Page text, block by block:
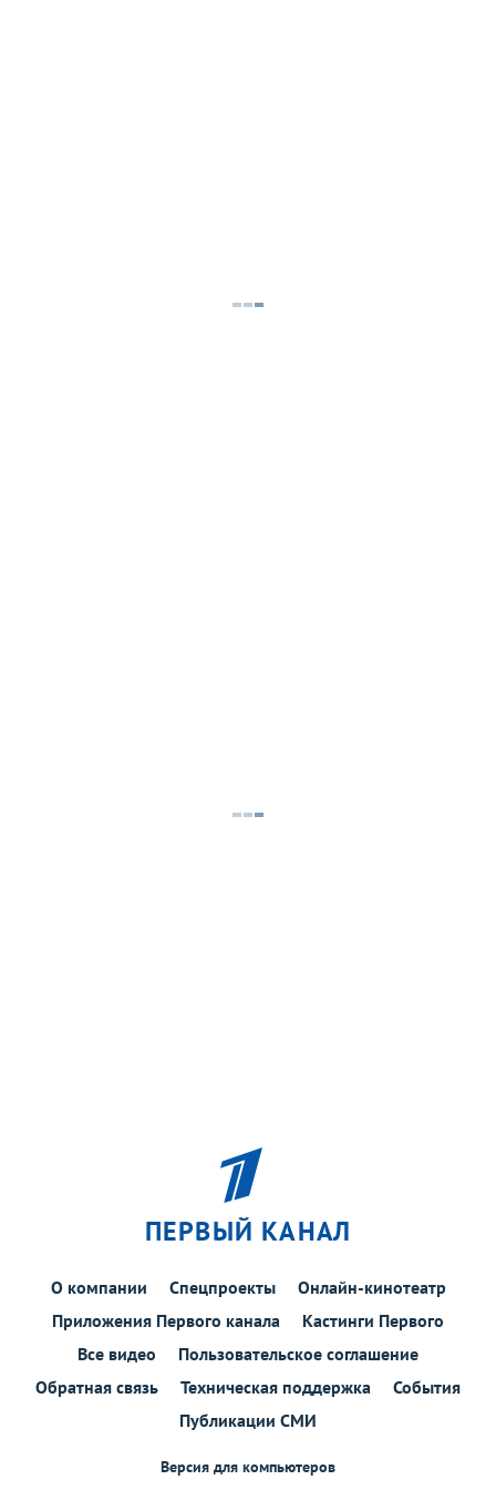
ПЕРВЫЙ КАНАЛ
О компании Спецпроекты
Онлайн-кинотеатр
Приложения Первого канала
Кастинги Первого
Все видео
Пользовательское соглашение
Обратная связь
Техническая поддержка
События
Публикации СМИ
Версия для компьютеров